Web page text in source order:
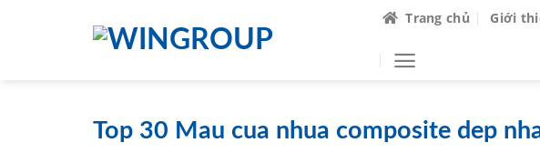
Trang chủ Giới
Top 30 Mau cua nhua composite dep